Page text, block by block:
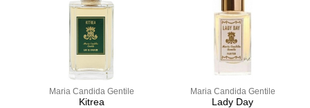
Maria Candida Gentile
Kitrea
Maria Candida Gentile
Lady Day